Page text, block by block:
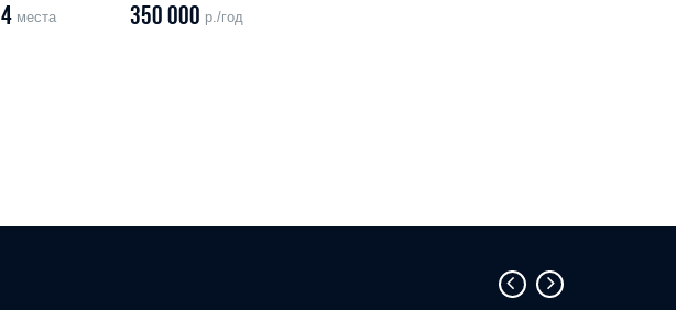
4места 350 000 р./год